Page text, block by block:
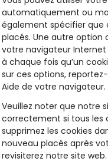
automatiquement ou
également spécifier que
placés. Une autre option
votre navigateur
à chaque fois qu’un
sur ces options,
Aide de votre navigateur.
Veuillez noter que notre
correctement si tous les
supprimez les cookies
nouveau placés après
revisiterez notre site web.